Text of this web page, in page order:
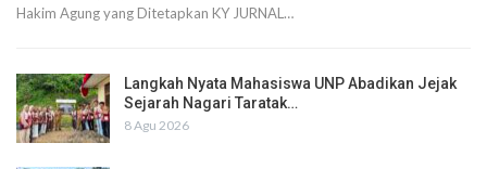
Hakim Agung yang Ditetapkan KY JURNAL…
Langkah Nyata Mahasiswa UNP Abadikan Jejak
Sejarah Nagari Taratak…
8 Agu 2026